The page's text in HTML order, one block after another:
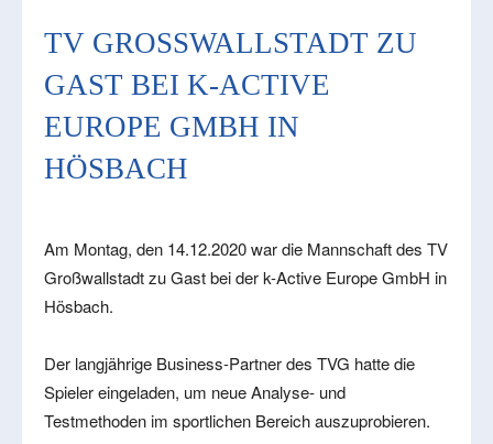
TV GROSSWALLSTADT ZU G
AST BEI K-ACTIVE E
UROPE GMBH IN H
ÖSBACH
Am Montag, den 14.12.2020 war die Mannschaft des TV
Großwallstadt zu Gast bei der k-Active Europe GmbH in
Hösbach.
Der langjährige Business-Partner des TVG hatte die
Spieler eingeladen, um neue Analyse- und
Testmethoden im sportlichen Bereich auszuprobieren.